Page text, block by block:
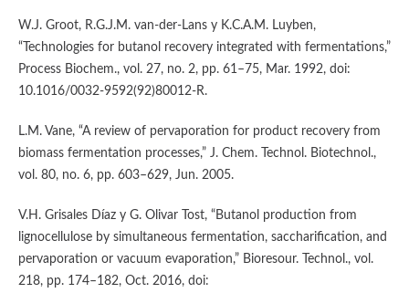
W.J. Groot, R.G.J.M. van-der-Lans y K.C.A.M. Luyben,
“Technologies for butanol recovery integrated with fermentations,”
Process Biochem., vol. 27, no. 2, pp. 61–75, Mar. 1992, doi:
10.1016/0032-9592(92)80012-R.
L.M. Vane, “A review of pervaporation for product recovery from
biomass fermentation processes,” J. Chem. Technol. Biotechnol.,
vol. 80, no. 6, pp. 603–629, Jun. 2005.
V.H. Grisales Díaz y G. Olivar Tost, “Butanol production from
lignocellulose by simultaneous fermentation, saccharification, and
pervaporation or vacuum evaporation,” Bioresour. Technol., vol.
218, pp. 174–182, Oct. 2016, doi: